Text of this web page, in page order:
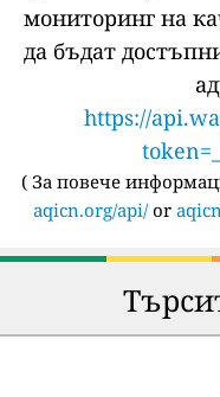
мониторинг на
да бъдат
https://
( За повече
aqicn.org/api/or